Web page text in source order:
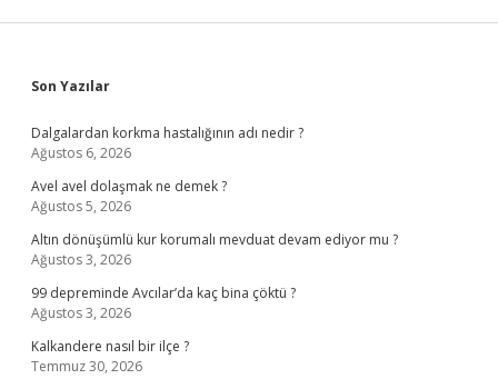
Sidebar
Son Yazılar
Dalgalardan korkma hastalığının adı nedir ?
Ağustos 6, 2026
Avel avel dolaşmak ne demek ?
Ağustos 5, 2026
Altın dönüşümlü kur korumalı mevduat devam ediyor mu ?
Ağustos 3, 2026
99 depreminde Avcılar’da kaç bina çöktü ?
Ağustos 3, 2026
Kalkandere nasıl bir ilçe ?
Temmuz 30, 2026